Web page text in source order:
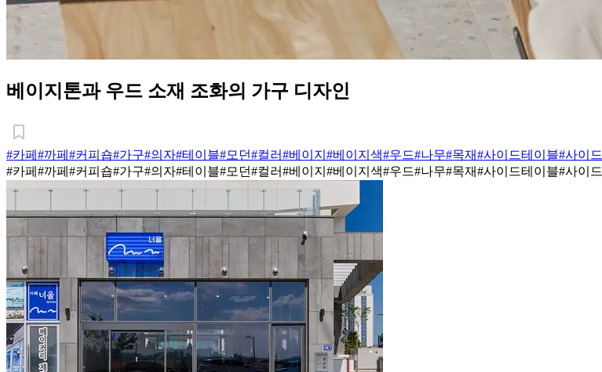
베이지톤과 우드 소재 조화의 가구 디자인
#카페 #까페 #커피숍#가구#의자#테이블#모던#컬러#베이지 #베이지색#우드#나무#목재#사이드테이블#사이드
#카페 #까페 #커피숍#가구#의자#테이블#모던#컬러#베이지 #베이지색#우드#나무#목재#사이드테이블#사이드